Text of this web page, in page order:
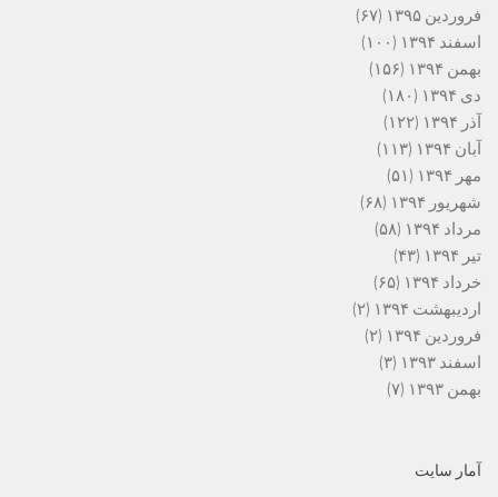
فروردین ۱۳۹۵
(۶۷)
اسفند ۱۳۹۴
(۱۰۰)
بهمن ۱۳۹۴
(۱۵۶)
دی ۱۳۹۴
(۱۸۰)
آذر ۱۳۹۴
(۱۲۲)
آبان ۱۳۹۴
(۱۱۳)
مهر ۱۳۹۴
(۵۱)
شهریور ۱۳۹۴
(۶۸)
مرداد ۱۳۹۴
(۵۸)
تیر ۱۳۹۴
(۴۳)
خرداد ۱۳۹۴
(۶۵)
اردیبهشت ۱۳۹۴
(۲)
فروردین ۱۳۹۴
(۲)
اسفند ۱۳۹۳
(۳)
بهمن ۱۳۹۳
(۷)
آمار سایت